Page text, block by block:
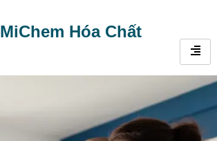
MiChem Hóa Chất